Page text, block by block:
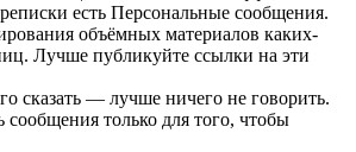
есть Персональные сообщения.
объёмных материалов каких-
Лучше публикуйте ссылки на эти
сказать — лучше ничего не говорить.
сообщения только для того, чтобы